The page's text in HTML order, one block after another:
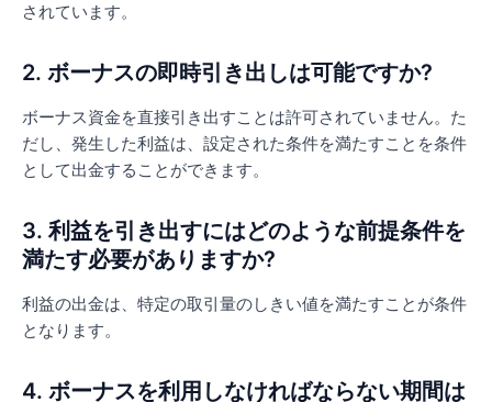
されています。
2. ボーナスの即時引き出しは可能ですか?
ボーナス資金を直接引き出すことは許可されていません。た
だし、発生した利益は、設定された条件を満たすことを条件
として出金することができます。
3. 利益を引き出すにはどのような前提条件を
満たす必要がありますか?
利益の出金は、特定の取引量のしきい値を満たすことが条件
となります。
4. ボーナスを利用しなければならない期間は